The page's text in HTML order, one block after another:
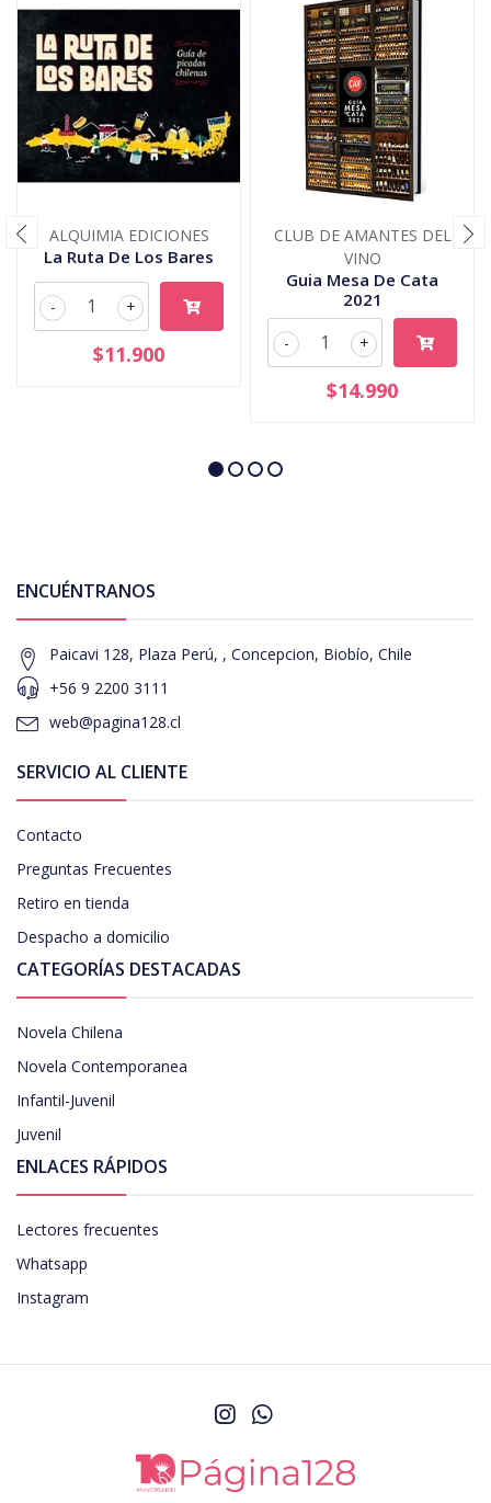
ALQUIMIA EDICIONES
La Ruta De Los Bares
+
-
$11.900
CLUB DE AMANTES DEL
VINO
Guia Mesa De Cata
2021
+
-
$14.990
ENCUÉNTRANOS
Paicavi 128, Plaza Perú, , Concepcion, Biobío, Chile
+56 9 2200 3111
web@pagina128.cl
SERVICIO AL CLIENTE
Contacto
Preguntas Frecuentes
Retiro en tienda
Despacho a domicilio
CATEGORÍAS DESTACADAS
Novela Chilena
Novela Contemporanea
Infantil-Juvenil
Juvenil
ENLACES RÁPIDOS
Lectores frecuentes
Whatsapp
Instagram